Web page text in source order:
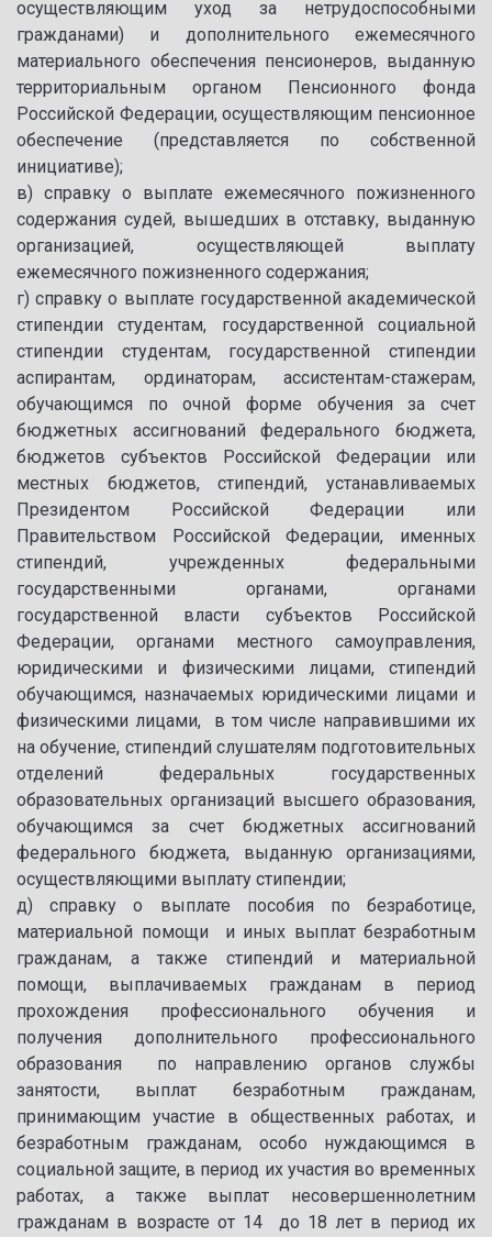
осуществляющим уход за нетрудоспособными
гражданами) и дополнительного ежемесячного
материального обеспечения пенсионеров, выданную
территориальным органом Пенсионного фонда
Российской Федерации, осуществляющим пенсионное
обеспечение (представляется по собственной
инициативе);
в) справку о выплате ежемесячного пожизненного
содержания судей, вышедших в отставку, выданную
организацией, осуществляющей выплату
ежемесячного пожизненного содержания;
г) справку о выплате государственной академической
стипендии студентам, государственной социальной
стипендии студентам, государственной стипендии
аспирантам, ординаторам, ассистентам-стажерам,
обучающимся по очной форме обучения за счет
бюджетных ассигнований федерального бюджета,
бюджетов субъектов Российской Федерации или
местных бюджетов, стипендий, устанавливаемых
Президентом Российской Федерации или
Правительством Российской Федерации, именных
стипендий, учрежденных федеральными
государственными органами, органами
государственной власти субъектов Российской
Федерации, органами местного самоуправления,
юридическими и физическими лицами, стипендий
обучающимся, назначаемых юридическими лицами и
физическими лицами, в том числе направившими их
на обучение, стипендий слушателям подготовительных
отделений федеральных государственных
образовательных организаций высшего образования,
обучающимся за счет бюджетных ассигнований
федерального бюджета, выданную организациями,
осуществляющими выплату стипендии;
д) справку о выплате пособия по безработице,
материальной помощи и иных выплат безработным
гражданам, а также стипендий и материальной
помощи, выплачиваемых гражданам в период
прохождения профессионального обучения и
получения дополнительного профессионального
образования по направлению органов службы
занятости, выплат безработным гражданам,
принимающим участие в общественных работах, и
безработным гражданам, особо нуждающимся в
социальной защите, в период их участия во временных
работах, а также выплат несовершеннолетним
гражданам в возрасте от 14 до 18 лет в период их